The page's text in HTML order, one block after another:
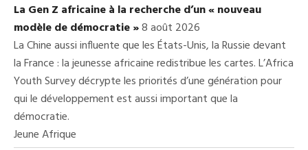
La Gen Z africaine à la recherche d’un « nouveau
modèle de démocratie »8 août 2026
La Chine aussi influente que les États-Unis, la Russie devant
la France : la jeunesse africaine redistribue les cartes. L’Africa
Youth Survey décrypte les priorités d’une génération pour
qui le développement est aussi important que la
démocratie.
Jeune Afrique